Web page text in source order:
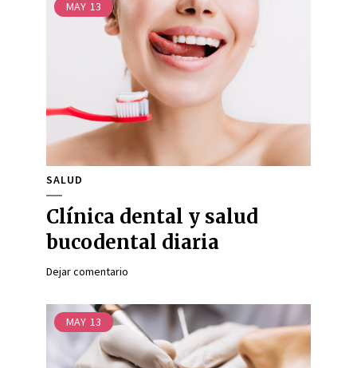
MAY 13
SALUD
Clínica dental y salud
bucodental diaria
Dejar comentario
MAY 13